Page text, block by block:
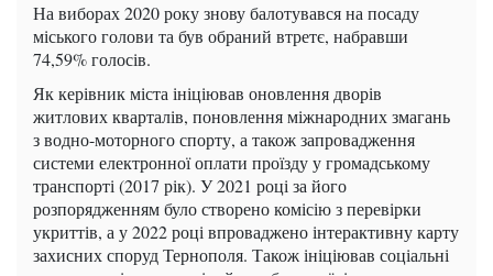
На виборах 2020 року знову балотувався на посаду
міського голови та був обраний втретє, набравши
74,59% голосів.
Як керівник міста ініціював оновлення дворів
житлових кварталів, поновлення міжнародних змагань
з водно-моторного спорту, а також запровадження
системи електронної оплати проїзду у громадському
транспорті (2017 рік). У 2021 році за його
розпорядженням було створено комісію з перевірки
укриттів, а у 2022 році впроваджено інтерактивну карту
захисних споруд Тернополя. Також ініціював соціальні